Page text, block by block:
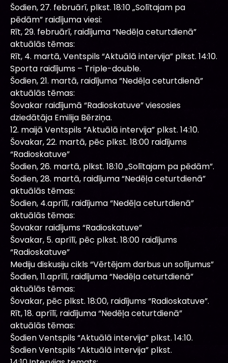
Šodien, 27. februārī, plkst. 18:10 „Solītajam pa
pēdām” raidījuma viesi:
Rīt, 29. februārī, raidījuma “Nedēļa ceturtdienā”
aktuālās tēmas:
Rīt, 4. martā, Ventspils “Aktuālā intervija” plkst. 14:10.
Sporta raidījums – Triple-double.
Šodien, 21. martā, raidījuma “Nedēļa ceturtdienā”
aktuālās tēmas:
Šovakar raidījumā “Radioskatuve” viesosies
dziedātāja Emilija Bērziņa.
12. maijā Ventspils “Aktuālā intervija” plkst. 14:10.
Šovakar, 22. martā, pēc plkst. 18:00 raidījums
“Radioskatuve”
Šodien, 26. martā, plkst. 18:10 „Solītajam pa pēdām”.
Šodien, 28. martā, raidījuma “Nedēļa ceturtdienā”
aktuālās tēmas:
Šodien, 4.aprīlī, raidījuma “Nedēļa ceturtdienā”
aktuālās tēmas:
Šovakar raidījums “Radioskatuve”
Šovakar, 5. aprīlī, pēc plkst. 18:00 raidījums
“Radioskatuve”
Mediju diskusiju cikls “Vērtējam darbus un solījumus”
Šodien, 11.aprīlī, raidījuma “Nedēļa ceturtdienā”
aktuālās tēmas:
Šovakar, pēc plkst. 18:00, raidījums “Radioskatuve”.
Rīt, 18. aprīlī, raidījuma “Nedēļa ceturtdienā”
aktuālās tēmas:
Šodien Ventspils “Aktuālā intervija” plkst. 14:10.
Šodien Ventspils “Aktuālā intervija” plkst.